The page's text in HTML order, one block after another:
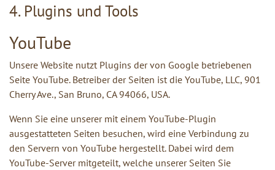
4. Plugins und Tools
YouTube
Unsere Website nutzt Plugins der von Google betriebenen
Seite YouTube. Betreiber der Seiten ist die YouTube, LLC, 901
Cherry Ave., San Bruno, CA 94066, USA.
Wenn Sie eine unserer mit einem YouTube-Plugin
ausgestatteten Seiten besuchen, wird eine Verbindung zu
den Servern von YouTube hergestellt. Dabei wird dem
YouTube-Server mitgeteilt, welche unserer Seiten Sie